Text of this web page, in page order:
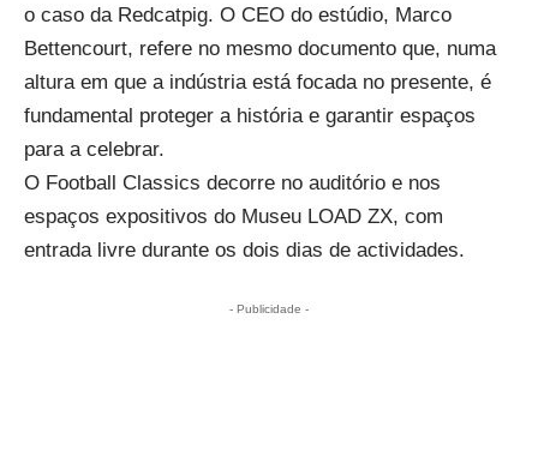
o caso da Redcatpig. O CEO do estúdio, Marco
Bettencourt, refere no mesmo documento que, numa
altura em que a indústria está focada no presente, é
fundamental proteger a história e garantir espaços
para a celebrar.
O Football Classics decorre no auditório e nos
espaços expositivos do Museu LOAD ZX, com
entrada livre durante os dois dias de actividades.
- Publicidade -